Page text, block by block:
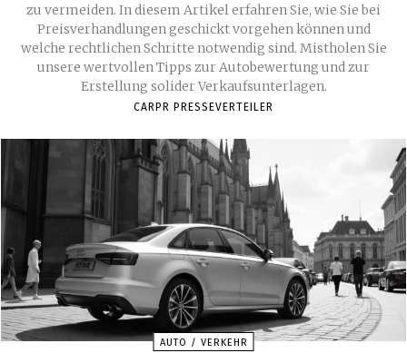
zu vermeiden. In diesem Artikel erfahren Sie, wie Sie bei
Preisverhandlungen geschickt vorgehen können und
welche rechtlichen Schritte notwendig sind. Mistholen Sie
unsere wertvollen Tipps zur Autobewertung und zur
Erstellung solider Verkaufsunterlagen.
CARPR PRESSEVERTEILER
AUTO / VERKEHR